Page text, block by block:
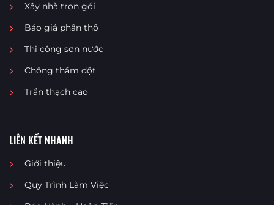
Xây nhà trọn gói
Báo giá phần thô
Thi công sơn nước
Chống thấm dột
Trần thạch cao
LIÊN KẾT NHANH
Giới thiệu
Quy Trình Làm Việc